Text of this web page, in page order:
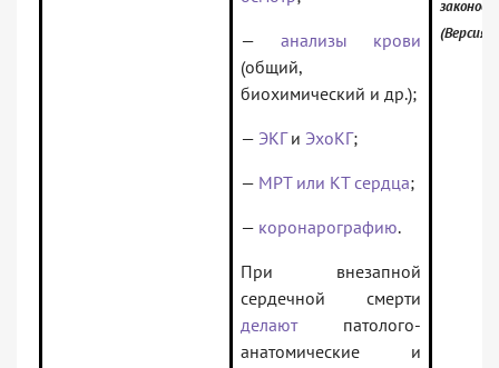
— анализы крови
(общий,
биохимический и др.);
— ЭКГи ЭхоКГ;
— МРТ или КТ сердца;
— коронарографию.
При внезапной
сердечной смерти
делаютпатолого-
анатомические и
(Версия